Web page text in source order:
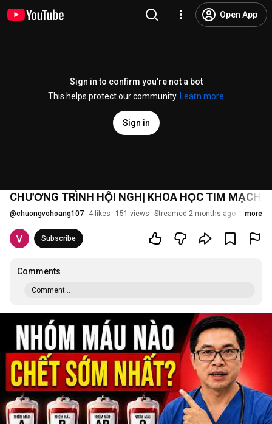
Open App
Sign in to confirm you’re not a bot
This helps protect our community.
Learn more
Sign in
CHƯƠNG TRÌNH HỘI NGHỊ KHOA HỌC TIM MẠCH
@chuongvohoang107 4 likes 151 views Streamed 2 months ago more
Subscribe
Comments
Comment...